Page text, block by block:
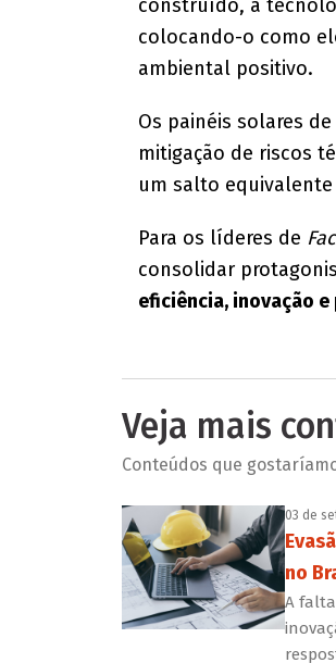
construído, a
colocando-o como
ambiental positivo.
Os painéis solares
mitigação de riscos
um salto
Para os líderes de
consolidar
eficiência, inovação
Veja mais
Conteúdos que
03 de
no
A